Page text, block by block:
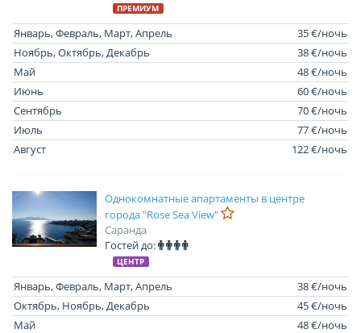
ПРЕМИУМ
Январь, Февраль, Март, Апрель
35 €/ночь
Ноябрь, Октябрь, Декабрь
38 €/ночь
Май
48 €/ночь
Июнь
60 €/ночь
Сентябрь
70 €/ночь
Июль
77 €/ночь
Август
122 €/ночь
Однокомнатные апартаменты в центре
города "Rose Sea View"
Саранда
Гостей до:
ЦЕНТР
Январь, Февраль, Март, Апрель
38 €/ночь
Октябрь, Ноябрь, Декабрь
45 €/ночь
Май
48 €/ночь